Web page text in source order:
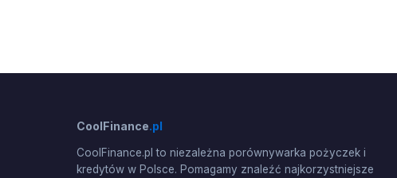
CoolFinance.pl
CoolFinance.pl to niezależna porównywarka pożyczek i
kredytów w Polsce. Pomagamy znaleźć najkorzystniejsze